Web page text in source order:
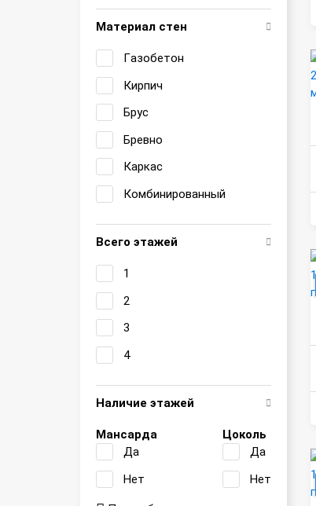
Материал стен
Газобетон
Кирпич
Брус
Бревно
Каркас
Комбинированный
Всего этажей
1
2
3
4
Наличие этажей
Мансарда
Да
Нет
Цоколь
Да
Нет